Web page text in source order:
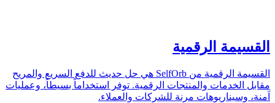
القسيمة الرقمية
القسيمة الرقمية من SelfOrb هي حل حديث للدفع السريع والمريح
مقابل الخدمات والمنتجات الرقمية. توفر استخداماً بسيطاً، وعمليات
آمنة، وسيناريوهات مرنة للشركات والعملاء.